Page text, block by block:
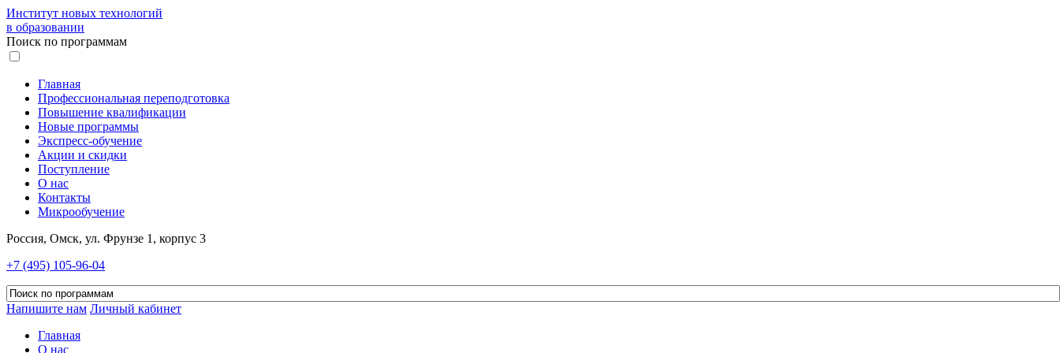
Институт новых технологий
в образовании
Поиск по программам
Главная
Профессиональная переподготовка
Повышение квалификации
Новые программы
Экспресс-обучение
Акции и скидки
Поступление
О нас
Контакты
Микрообучение
Россия, Омск, ул. Фрунзе 1, корпус 3
+7 (495) 105-96-04
Напишите нам Личный кабинет
Главная
О нас